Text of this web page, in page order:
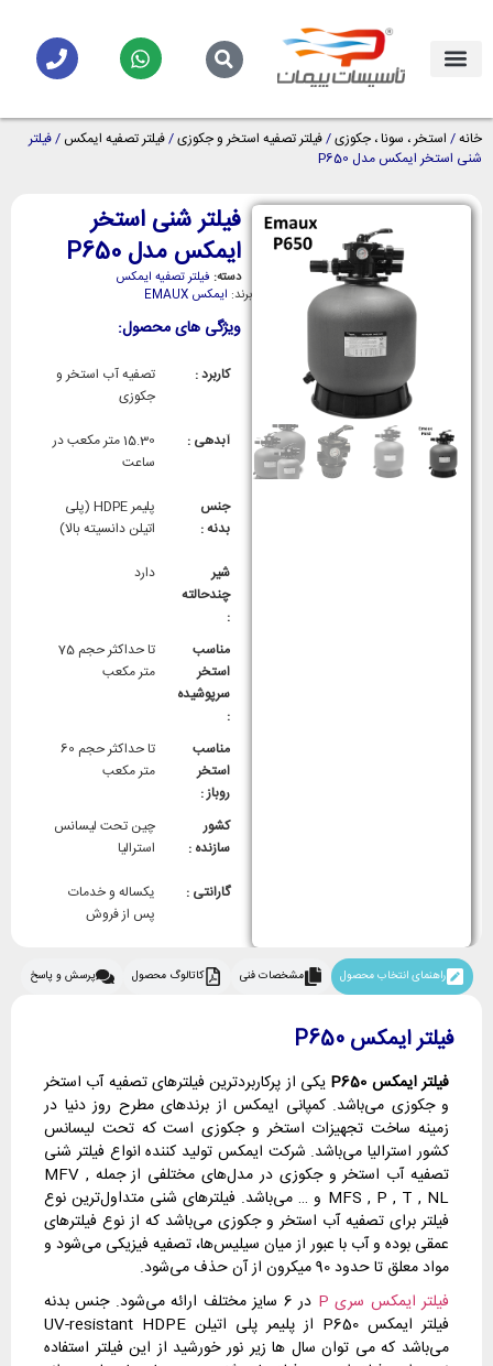
خانه/ استخر ، سونا ، جکوزی/فیلتر تصفیه استخر و جکوزی/فیلتر تصفیه ایمکس / فیلتر
شنی استخر ایمکس مدل P650
فیلتر شنی استخر
ایمکس مدل P650
دسته: فیلتر تصفیه ایمکس
برند: ایمکس EMAUX
ویژگی های محصول:
کاربرد :
تصفیه آب استخر و
جکوزی
آبدهی :
15.30 متر مکعب در
ساعت
جنس
بدنه :
پلیمر HDPE (پلی
اتیلن دانسیته بالا)
شیر
چندحالته
:
دارد
مناسب
استخر
سرپوشیده
:
تا حداکثر حجم 75
متر مکعب
مناسب
استخر
روباز :
تا حداکثر حجم 60
متر مکعب
کشور
سازنده :
چین تحت لیسانس
استرالیا
گارانتی :
یکساله و خدمات
پس از فروش
راهنمای انتخاب محصول مشخصات فنی کاتالوگ محصول پرسش و پاسخ
فیلتر ایمکس P650
فیلتر ایمکس P650
یکی از پرکاربردترین فیلترهای تصفیه آب استخر
و جکوزی می‌باشد. کمپانی ایمکس از برندهای مطرح روز دنیا در
زمینه ساخت تجهیزات استخر و جکوزی است که تحت لیسانس
کشور استرالیا می‌باشد. شرکت ایمکس تولید کننده انواع فیلتر شنی
تصفیه آب استخر و جکوزی در مدل‌های مختلفی از جمله MFV ,
MFS , P , T , NL و … می‌باشد. فیلترهای شنی متداول‌ترین نوع
فیلتر برای تصفیه آب استخر و جکوزی می‌باشد که از نوع فیلترهای
عمقی بوده و آب با عبور از میان سیلیس‌ها، تصفیه فیزیکی می‌شود و
مواد معلق تا حدود 90 میکرون از آن حذف می‌شود.
فیلتر ایمکس سری P
در 6 سایز مختلف ارائه می‌شود. جنس بدنه
فیلتر ایمکس P650 از پلیمر پلی اتیلن UV-resistant HDPE
می‌باشد که می توان سال ها زیر نور خورشید از این فیلتر استفاده